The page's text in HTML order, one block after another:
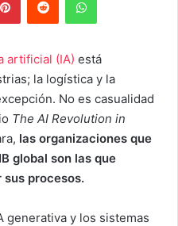
artificial (IA) está
la logística y la
No es casualidad
The AI Revolution in
las organizaciones que
global son las que
procesos.
generativa y los sistemas